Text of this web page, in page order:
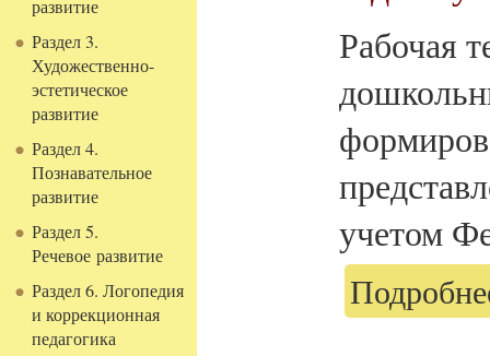
развитие
Раздел 3.
Художественно-
эстетическое
развитие
Раздел 4.
Познавательное
развитие
Раздел 5.
Речевое развитие
Раздел 6. Логопедия
и коррекционная
педагогика
Рабочая
учетом